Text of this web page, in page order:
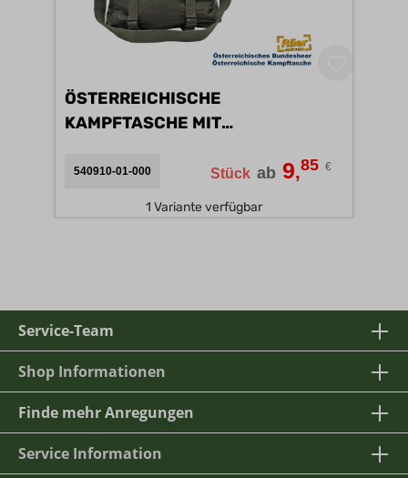
ÖSTERREICHISCHE
KAMPFTASCHE MIT
540910-01-000 Stück ab 9,85 €
1 Variante verfügbar
Service-Team
Shop Informationen
Finde mehr Anregungen
Service Information